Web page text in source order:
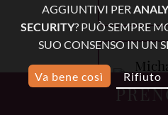
15
2026
AGGIUNTIVI PER
SECURITY? PUÒ SEMPRE
SUO CONSENSO IN UN
Va bene così Rifiuto